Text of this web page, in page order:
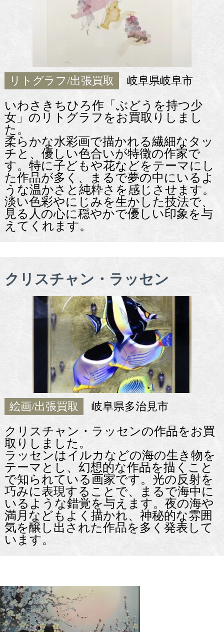
リトグラフ/出張買取 岐阜県岐阜市
いわさきちひろ作「ぶどうを持つ少
女」のリトグラフをお買取りしまし
た。
柔らかな水彩画で描かれる繊細なタッ
チと、優しい色合いが特徴の作家で
す。特に子どもや花などをテーマにし
た作品が多く、まるで夢の中にいるよ
うな温かさと純粋さを感じさせます。
淡い色彩やにじみを生かした技法で、
見る人の心に穏やかで優しい印象を与
えてくれます。
クリスチャン・ラッセン
絵画/出張買取 岐阜県多治見市
クリスチャン・ラッセンの作品をお買
取りしました。
ラッセンはイルカなどの海の生き物を
テーマとし、幻想的な作品を描くこと
で知られている画家です。光の反射を
巧みに表現することで、まるで海中に
いるような錯覚を与えます。夜の海や
満月などもよく描かれ、神秘的な雰囲
気を醸し出された作品を多く発表して
います。